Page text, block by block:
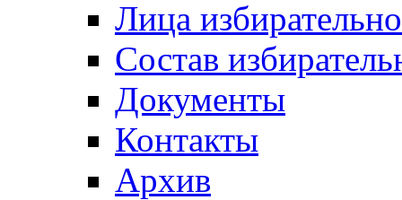
Лица
Состав
Документы
Контакты
Архив